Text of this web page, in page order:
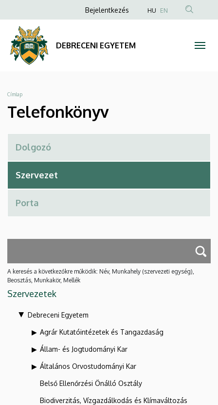
Telefonkönyv
DEBRECENI
EGYETEM
a
tartalomra
Anonim
menüje
Bejelentkezés HU EN
DEBRECENI EGYETEM
Morzsa
Címlap
Telefonkönyv
A keresés a következőkre működik: Név, Munkahely (szervezeti egység),
Beosztás, Munkakör, Mellék
Szervezetek
Debreceni Egyetem
Agrár Kutatóintézetek és Tangazdaság
Állam- és Jogtudományi Kar
Általános Orvostudományi Kar
Belső Ellenőrzési Önálló Osztály
Biodiverzitás, Vízgazdálkodás és Klímaváltozás